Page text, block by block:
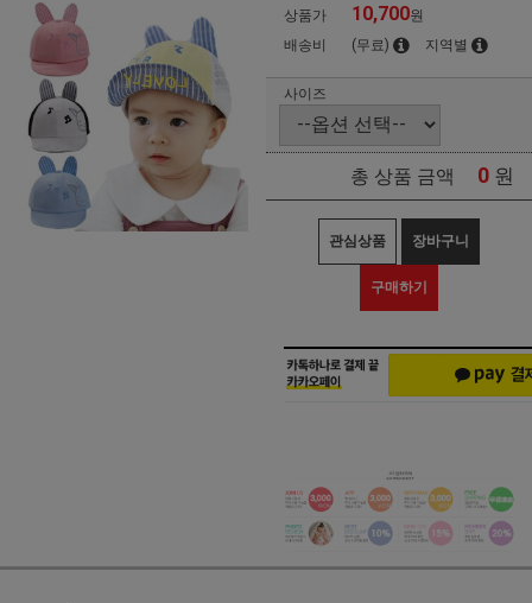
상품가 10,700원
배송비
(무료) 지역별
사이즈
총 상품 금액 0 원
관심상품 장바구니
구매하기